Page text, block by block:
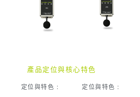
產品定位與核心特色
定位與特色 : 定位與特色 :